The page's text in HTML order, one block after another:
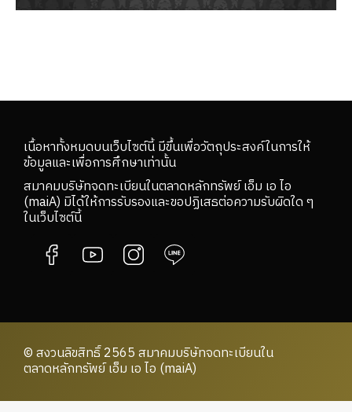
เนื้อหาทั้งหมดบนเว็บไซต์นี้ มีขึ้นเพื่อวัตถุประสงค์ในการให้
ข้อมูลและเพื่อการศึกษาเท่านั้น
สมาคมบริษัทจดทะเบียนในตลาดหลักทรัพย์ เอ็ม เอ ไอ
(maiA) มิได้ให้การรับรองและขอปฏิเสธต่อความรับผิดใด ๆ
ในเว็บไซต์นี้
© สงวนลิขสิทธิ์ 2565 สมาคมบริษัทจดทะเบียนใน
ตลาดหลักทรัพย์ เอ็ม เอ ไอ (maiA)